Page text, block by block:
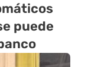
puede